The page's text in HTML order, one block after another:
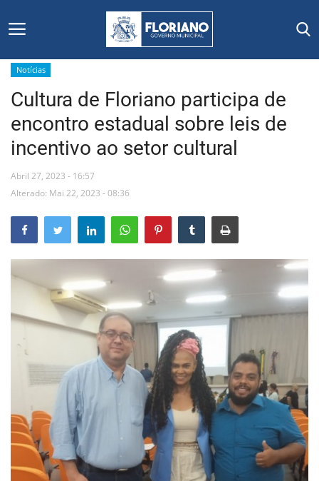
Início
Editais
Floriano
Mural de Licitações
Notícias
Vídeos
Webmail
Contato
Notícias
Cultura de Floriano participa de
encontro estadual sobre leis de
incentivo ao setor cultural
Abril 27, 2023 - 16:57
Alterado: Mai 22, 2023 - 08:36